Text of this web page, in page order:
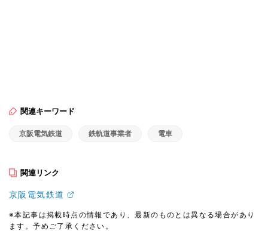
関連キーワード
京阪電気鉄道 鉄軌道事業者 電車
関連リンク
京阪電気鉄道
※本記事は掲載時点の情報であり、最新のものとは異なる場合があり
ます。予めご了承ください。